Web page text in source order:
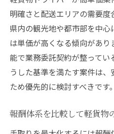
高収入ドライバー
意
理想の働き方を叶える
軽貨物で理想の働
高収入と自分らし
ライフスタイルに
ーの選択肢
明確さと配送エリアの需要
県内の観光地や都市部を中
は単価が高くなる傾向があ
能で業務委託契約が整ってい
うした基準を満たす案件は
ため優先的に検討すべきです。
報酬体系を比較して軽貨物